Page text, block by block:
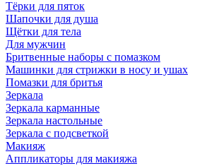
Тёрки для пяток
Шапочки для душа
Щётки для тела
Для мужчин
Бритвенные наборы с помазком
Машинки для стрижки в носу и ушах
Помазки для бритья
Зеркала
Зеркала карманные
Зеркала настольные
Зеркала с подсветкой
Макияж
Аппликаторы для макияжа